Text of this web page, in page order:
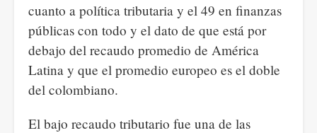
cuanto a política tributaria y el 49 en finanzas
públicas con todo y el dato de que está por
debajo del recaudo promedio de América
Latina y que el promedio europeo es el doble
del colombiano.
El bajo recaudo tributario fue una de las